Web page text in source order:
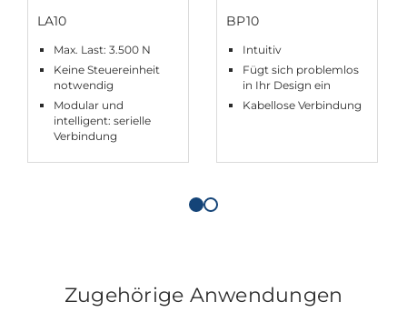
LA10
Max. Last: 3.500 N
Keine Steuereinheit
notwendig
Modular und
intelligent: serielle
Verbindung
BP10
Intuitiv
Fügt sich problemlos
in Ihr Design ein
Kabellose Verbindung
Zugehörige Anwendungen